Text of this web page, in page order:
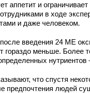
аппетит и
в ходе
и даже человеком.
введения 24 МЕ
меньше. Более
нутриентов
что спустя
предпочтения людей